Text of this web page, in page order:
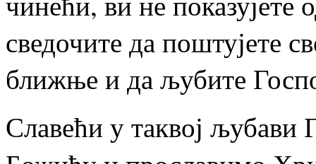
сведочите да поштујете
ближње и да љубите
Славећи у таквој љубави